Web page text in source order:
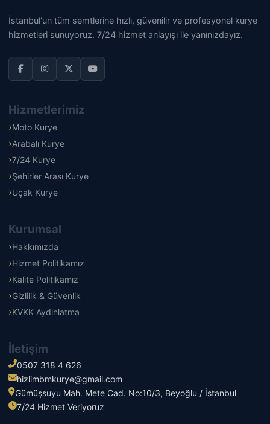
İstanbul'un tüm semtlerine hızlı, güvenilir ve profesyonel kurye
hizmetleri sunuyoruz. 7/24 hizmet anlayışı ile yanınızdayız.
Hizmetlerimiz
Moto Kurye
Arabalı Kurye
7/24 Kurye
Şehirler Arası Kurye
Uçak Kurye
Kurumsal
Hakkımızda
Hizmet Politikamız
Kalite Politikamız
Gizlilik & Güvenlik
KVKK Aydınlatma
İletişim
0507 318 4 626
hizlimbmkurye@gmail.com
Gümüşsuyu Mah. Mete Cad. No:10/3, Beyoğlu / İstanbul
7/24 Hizmet Veriyoruz